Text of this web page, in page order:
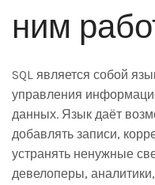
ним
SQL является собой
управления
данных. Язык даёт
добавлять записи,
устранять ненужные
девелоперы,